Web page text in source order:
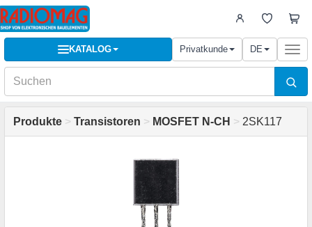
KATALOG Privatkunde DE
Produkte > Transistoren > MOSFET N-CH > 2SK117